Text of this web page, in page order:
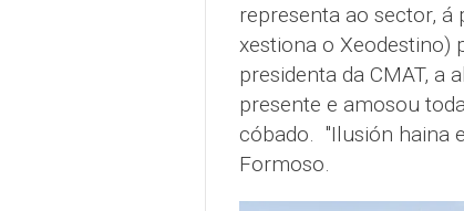
representa ao sector,
xestiona o Xeodestino)
presidenta da CMAT, a
presente e amosou
cóbado. "Ilusión haina
Formoso.